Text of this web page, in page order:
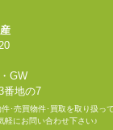
GW
番地の7
･売買物件･買取を取り扱って
軽にお問い合わせ下さい♪